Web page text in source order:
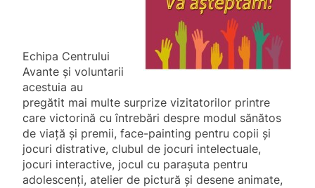
Echipa Centrului
Avante și voluntarii
acestuia au
pregătit mai multe surprize vizitatorilor printre
care victorină cu întrebări despre modul sănătos
de viață şi premii, face-painting pentru copii și
jocuri distrative, clubul de jocuri intelectuale,
jocuri interactive, jocul cu paraşuta pentru
adolescenți, atelier de pictură şi desene animate,